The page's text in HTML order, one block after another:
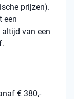
prijzen).
een
van een
€ 380,-